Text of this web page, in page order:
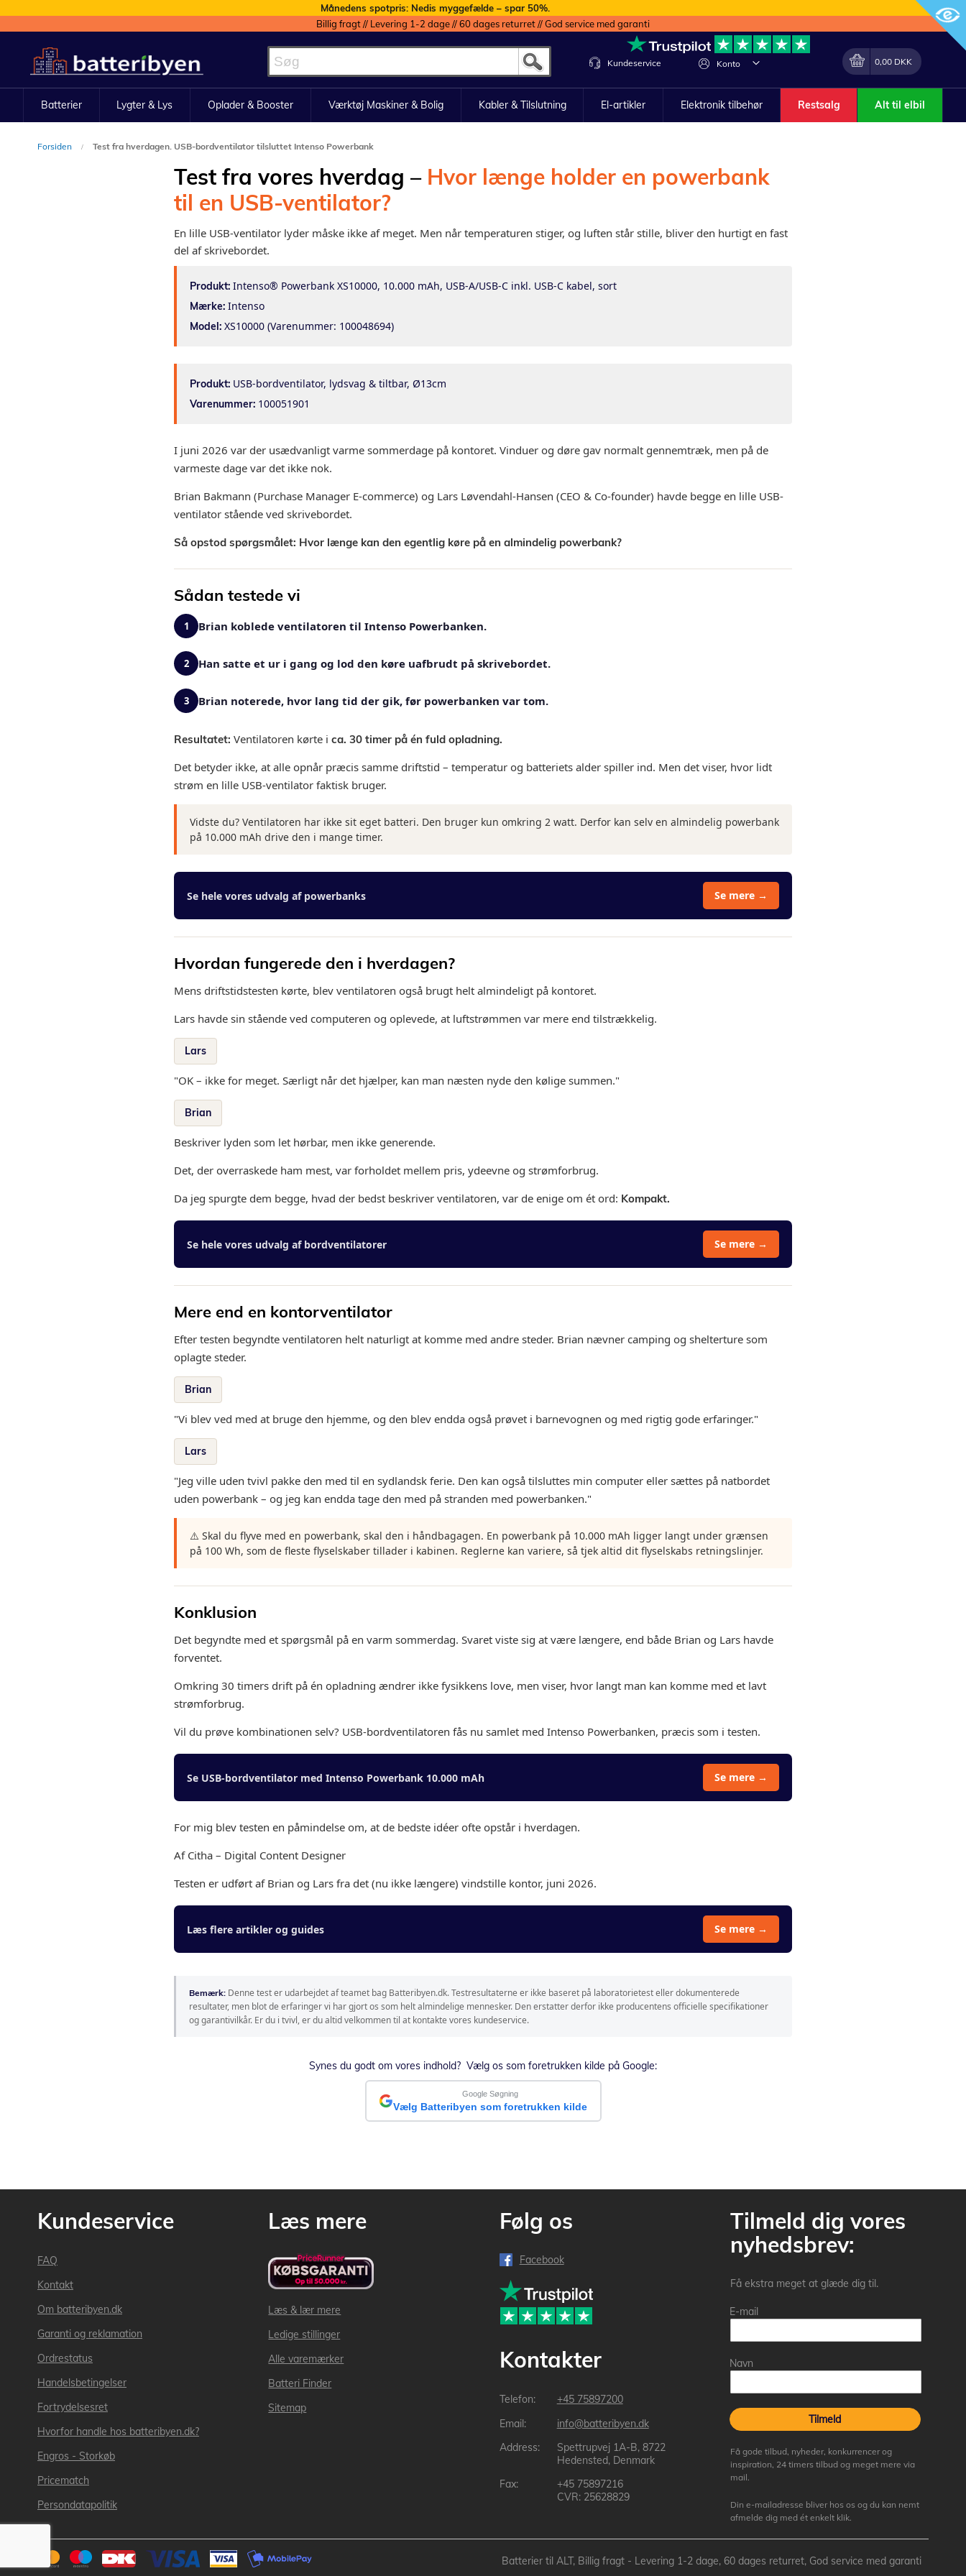
Månedens spotpris: Nedis myggefælde – spar 50%.
Billig fragt // Levering 1-2 dage // 60 dages returret // God service med garanti
to
Content
Konto
Lave
Min indkøbskurv
0,00 DKK
Kundeservice
Batterier Lygter & Lys Oplader & Booster Værktøj Maskiner & Bolig Kabler & Tilslutning El-artikler Elektronik tilbehør Restsalg Alt til elbil
Forsiden Test fra hverdagen. USB-bordventilator tilsluttet Intenso Powerbank
Test fra vores hverdag – Hvor længe holder en powerbank
til en USB-ventilator?
En lille USB-ventilator lyder måske ikke af meget. Men når temperaturen stiger, og luften står stille, bliver den hurtigt en fast
del af skrivebordet.
Produkt: Intenso® Powerbank XS10000, 10.000 mAh, USB-A/USB-C inkl. USB-C kabel, sort
Mærke: Intenso
Model: XS10000 (Varenummer: 100048694)
Produkt: USB-bordventilator, lydsvag & tiltbar, Ø13cm
Varenummer: 100051901
I juni 2026 var der usædvanligt varme sommerdage på kontoret. Vinduer og døre gav normalt gennemtræk, men på de
varmeste dage var det ikke nok.
Brian Bakmann (Purchase Manager E-commerce) og Lars Løvendahl-Hansen (CEO & Co-founder) havde begge en lille USB-
ventilator stående ved skrivebordet.
Så opstod spørgsmålet: Hvor længe kan den egentlig køre på en almindelig powerbank?
Sådan testede vi
1 Brian koblede ventilatoren til Intenso Powerbanken.
2 Han satte et ur i gang og lod den køre uafbrudt på skrivebordet.
3 Brian noterede, hvor lang tid der gik, før powerbanken var tom.
Resultatet: Ventilatoren kørte i ca. 30 timer på én fuld opladning.
Det betyder ikke, at alle opnår præcis samme driftstid – temperatur og batteriets alder spiller ind. Men det viser, hvor lidt
strøm en lille USB-ventilator faktisk bruger.
Vidste du? Ventilatoren har ikke sit eget batteri. Den bruger kun omkring 2 watt. Derfor kan selv en almindelig powerbank
på 10.000 mAh drive den i mange timer.
Se hele vores udvalg af powerbanks Se mere →
Hvordan fungerede den i hverdagen?
Mens driftstidstesten kørte, blev ventilatoren også brugt helt almindeligt på kontoret.
Lars havde sin stående ved computeren og oplevede, at luftstrømmen var mere end tilstrækkelig.
Lars
"OK – ikke for meget. Særligt når det hjælper, kan man næsten nyde den kølige summen."
Brian
Beskriver lyden som let hørbar, men ikke generende.
Det, der overraskede ham mest, var forholdet mellem pris, ydeevne og strømforbrug.
Da jeg spurgte dem begge, hvad der bedst beskriver ventilatoren, var de enige om ét ord: Kompakt.
Se hele vores udvalg af bordventilatorer Se mere →
Mere end en kontorventilator
Efter testen begyndte ventilatoren helt naturligt at komme med andre steder. Brian nævner camping og shelterture som
oplagte steder.
Brian
"Vi blev ved med at bruge den hjemme, og den blev endda også prøvet i barnevognen og med rigtig gode erfaringer."
Lars
"Jeg ville uden tvivl pakke den med til en sydlandsk ferie. Den kan også tilsluttes min computer eller sættes på natbordet
uden powerbank – og jeg kan endda tage den med på stranden med powerbanken."
⚠️ Skal du flyve med en powerbank, skal den i håndbagagen. En powerbank på 10.000 mAh ligger langt under grænsen
på 100 Wh, som de fleste flyselskaber tillader i kabinen. Reglerne kan variere, så tjek altid dit flyselskabs retningslinjer.
Konklusion
Det begyndte med et spørgsmål på en varm sommerdag. Svaret viste sig at være længere, end både Brian og Lars havde
forventet.
Omkring 30 timers drift på én opladning ændrer ikke fysikkens love, men viser, hvor langt man kan komme med et lavt
strømforbrug.
Vil du prøve kombinationen selv? USB-bordventilatoren fås nu samlet med Intenso Powerbanken, præcis som i testen.
Se USB-bordventilator med Intenso Powerbank 10.000 mAh Se mere →
For mig blev testen en påmindelse om, at de bedste idéer ofte opstår i hverdagen.
Af Citha – Digital Content Designer
Testen er udført af Brian og Lars fra det (nu ikke længere) vindstille kontor, juni 2026.
Læs flere artikler og guides Se mere →
Bemærk: Denne test er udarbejdet af teamet bag Batteribyen.dk. Testresultaterne er ikke baseret på laboratorietest eller dokumenterede
resultater, men blot de erfaringer vi har gjort os som helt almindelige mennesker. Den erstatter derfor ikke producentens officielle specifikationer
og garantivilkår. Er du i tvivl, er du altid velkommen til at kontakte vores kundeservice.
Synes du godt om vores indhold? Vælg os som foretrukken kilde på Google:
Google Søgning
Vælg Batteribyen som foretrukken kilde
Kundeservice
FAQ
Kontakt
Om batteribyen.dk
Garanti og reklamation
Ordrestatus
Handelsbetingelser
Fortrydelsesret
Hvorfor handle hos batteribyen.dk?
Engros - Storkøb
Pricematch
Persondatapolitik
Læs mere
Læs & lær mere
Ledige stillinger
Alle varemærker
Batteri Finder
Sitemap
Følg os
Facebook
Kontakter
+45 75897200
info@batteribyen.dk
Spettrupvej 1A-B, 8722
Hedensted, Denmark
+45 75897216
CVR: 25628829
Tilmeld dig vores
nyhedsbrev:
Få ekstra meget at glæde dig til.
E-mail
Navn
Tilmeld
Få gode tilbud, nyheder, konkurrencer og
inspiration, 24 timers tilbud og meget mere via
mail.
Din e-mailadresse bliver hos os og du kan nemt
afmelde dig med ét enkelt klik.
Batterier til ALT, Billig fragt - Levering 1-2 dage, 60 dages returret, God service med garanti